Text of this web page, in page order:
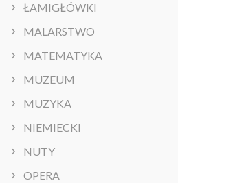
ŁAMIGŁÓWKI
MALARSTWO
MATEMATYKA
MUZEUM
MUZYKA
NIEMIECKI
NUTY
OPERA